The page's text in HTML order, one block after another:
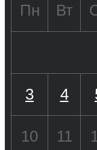
Пн Вт
3 4
10 11